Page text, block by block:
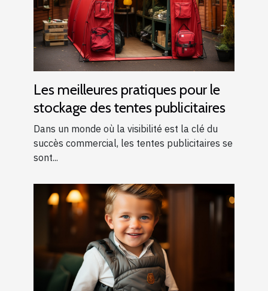
Les meilleures pratiques pour le
stockage des tentes publicitaires
Dans un monde où la visibilité est la clé du
succès commercial, les tentes publicitaires se
sont...